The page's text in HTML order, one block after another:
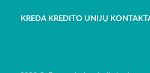
KREDA KREDITO UNIJŲ